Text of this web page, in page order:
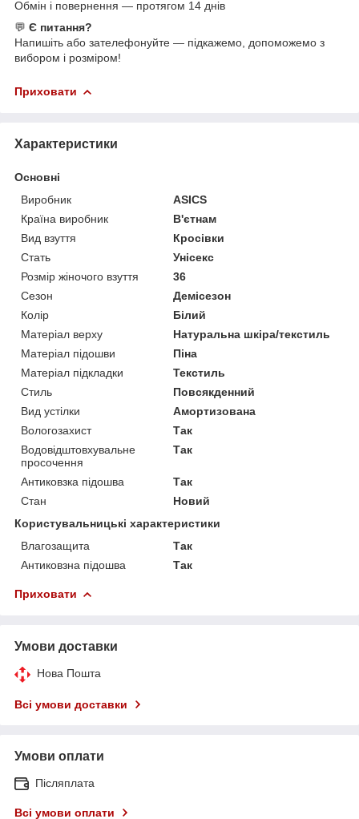
Обмін і повернення — протягом 14 днів
💬 Є питання?
Напишіть або зателефонуйте — підкажемо, допоможемо з
вибором і розміром!
Приховати
Характеристики
Основні
Виробник
ASICS
Країна виробник
В'єтнам
Вид взуття
Кросівки
Стать
Унісекс
Розмір жіночого взуття
36
Сезон
Демісезон
Колір
Білий
Матеріал верху
Натуральна шкіра/текстиль
Матеріал підошви
Піна
Матеріал підкладки
Текстиль
Стиль
Повсякденний
Вид устілки
Амортизована
Вологозахист
Так
Водовідштовхувальне
просочення
Так
Антиковзка підошва
Так
Стан
Новий
Користувальницькі характеристики
Влагозащита
Так
Антиковзна підошва
Так
Приховати
Умови доставки
Нова Пошта
Всі умови доставки
Умови оплати
Післяплата
Всі умови оплати